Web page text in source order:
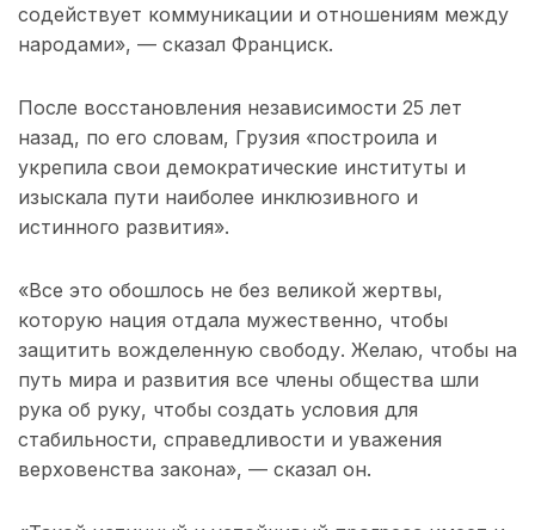
содействует коммуникации и отношениям между
народами», — сказал Франциск.
После восстановления независимости 25 лет
назад, по его словам, Грузия «построила и
укрепила свои демократические институты и
изыскала пути наиболее инклюзивного и
истинного развития».
«Все это обошлось не без великой жертвы,
которую нация отдала мужественно, чтобы
защитить вожделенную свободу. Желаю, чтобы на
путь мира и развития все члены общества шли
рука об руку, чтобы создать условия для
стабильности, справедливости и уважения
верховенства закона», — сказал он.